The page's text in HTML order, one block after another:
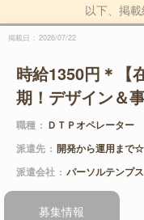
以下、掲載
掲載日 2026/07/22
時給1350円＊【
期！デザイン＆
職種
ＤＴＰオペレーター
派遣先
開発から運用まで
派遣会社
パーソルテンプ
募集情報